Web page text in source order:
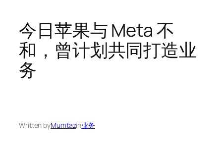
今日苹果与 Meta 不
和，曾计划共同打造业
务
Written byMumtazin业务